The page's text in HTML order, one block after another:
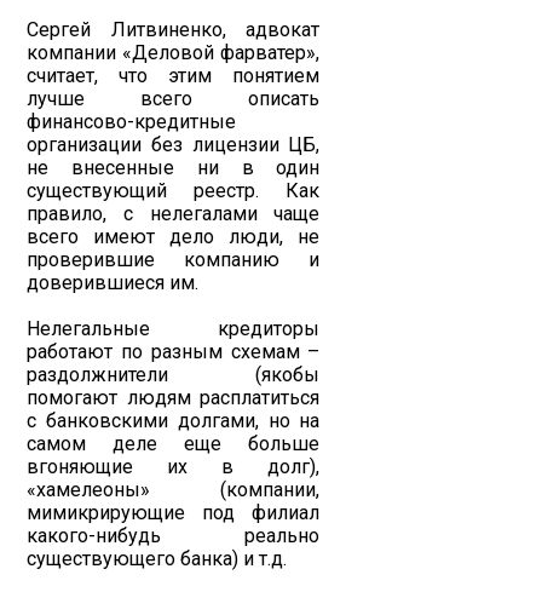
Сергей Литвиненко, адвокат
компании «Деловой фарватер»,
считает, что этим понятием
лучше всего описать
финансово-кредитные
организации без лицензии ЦБ,
не внесенные ни в один
существующий реестр. Как
правило, с нелегалами чаще
всего имеют дело люди, не
проверившие компанию и
доверившиеся им.
Нелегальные кредиторы
работают по разным схемам –
раздолжнители (якобы
помогают людям расплатиться
с банковскими долгами, но на
самом деле еще больше
вгоняющие их в долг),
«хамелеоны» (компании,
мимикрирующие под филиал
какого-нибудь реально
существующего банка) и т.д.